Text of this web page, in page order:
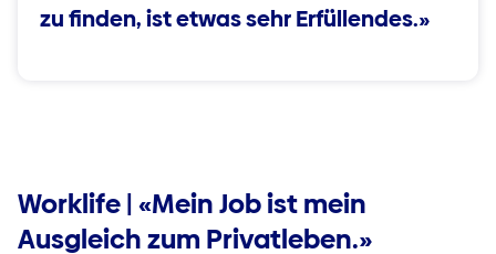
zu finden, ist etwas sehr Erfüllendes.»
Worklife | «Mein Job ist mein
Ausgleich zum Privatleben.»